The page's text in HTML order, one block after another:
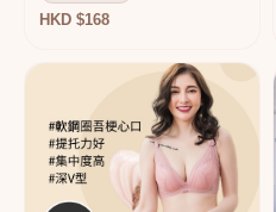
HKD $168